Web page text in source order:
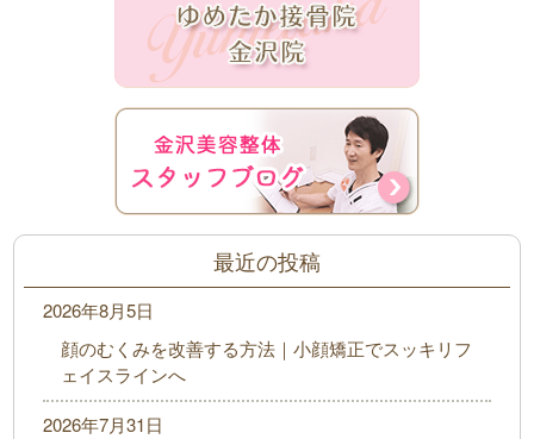
最近の投稿
顔のむくみを改善する方法｜小顔矯正でスッキリフ
ェイスラインへ
2026年8月5日
2026年7月31日